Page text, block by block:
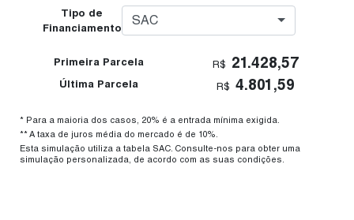
Tipo de
Financiamento
SAC
Primeira Parcela R$ 21.428,57
Última Parcela R$ 4.801,59
* Para a maioria dos casos, 20% é a entrada mínima exigida.
** A taxa de juros média do mercado é de 10%.
Esta simulação utiliza a tabela SAC. Consulte-nos para obter uma
simulação personalizada, de acordo com as suas condições.